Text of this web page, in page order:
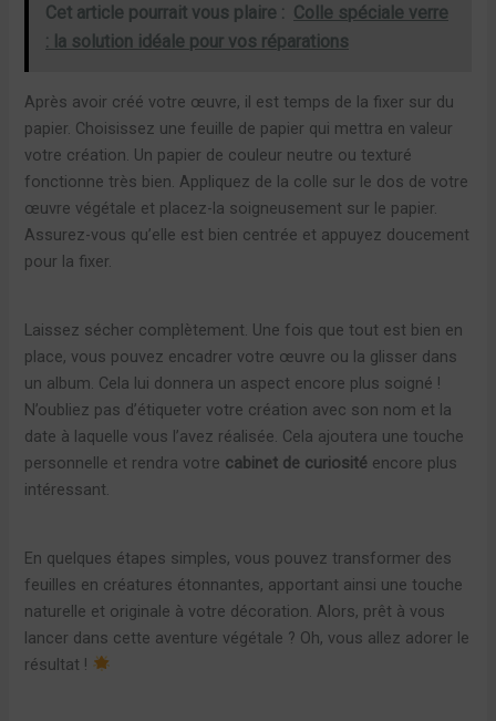
Cet article pourrait vous plaire : Colle spéciale verre
: la solution idéale pour vos réparations
Après avoir créé votre œuvre, il est temps de la fixer sur du
papier. Choisissez une feuille de papier qui mettra en valeur
votre création. Un papier de couleur neutre ou texturé
fonctionne très bien. Appliquez de la colle sur le dos de votre
œuvre végétale et placez-la soigneusement sur le papier.
Assurez-vous qu’elle est bien centrée et appuyez doucement
pour la fixer.
Laissez sécher complètement. Une fois que tout est bien en
place, vous pouvez encadrer votre œuvre ou la glisser dans
un album. Cela lui donnera un aspect encore plus soigné !
N’oubliez pas d’étiqueter votre création avec son nom et la
date à laquelle vous l’avez réalisée. Cela ajoutera une touche
personnelle et rendra votre cabinet de curiosité encore plus
intéressant.
En quelques étapes simples, vous pouvez transformer des
feuilles en créatures étonnantes, apportant ainsi une touche
naturelle et originale à votre décoration. Alors, prêt à vous
lancer dans cette aventure végétale ? Oh, vous allez adorer le
résultat !